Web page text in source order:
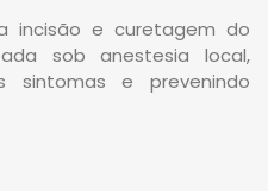
incisão e curetagem do
sob anestesia local,
sintomas e prevenindo